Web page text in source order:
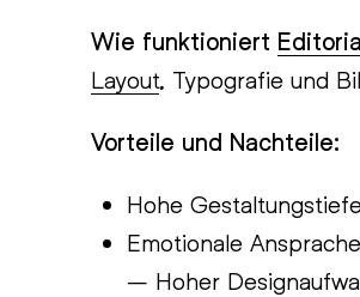
Wie funktioniert
Layout, Typografie und
Vorteile und Nachteile:
Hohe
Emotionale Ansprache
– Hoher